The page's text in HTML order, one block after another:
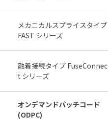
メカニカルスプライスタイプ
FAST シリーズ
融着接続タイプ FuseConnec
t シリーズ
オンデマンドパッチコード
(ODPC)